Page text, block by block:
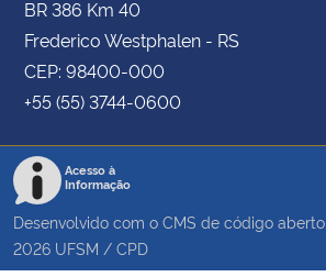
BR 386 Km 40
Frederico Westphalen - RS
CEP: 98400-000
+55 (55) 3744-0600
Acesso à
Informação
Desenvolvido com o CMS de código aberto
2026 UFSM / CPD